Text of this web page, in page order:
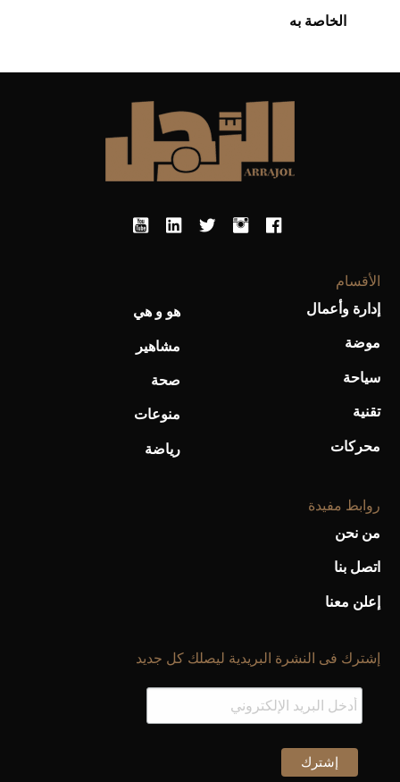
الخاصة به
الأقسام
إدارة وأعمال
موضة
سياحة
تقنية
محركات
هو و هي
مشاهير
صحة
منوعات
رياضة
روابط مفيدة
من نحن
اتصل بنا
إعلن معنا
إشترك فى النشرة البريدية ليصلك كل جديد